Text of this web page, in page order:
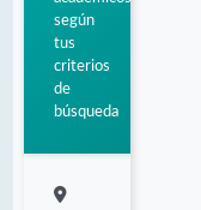
según
tus
criterios
de
búsqueda